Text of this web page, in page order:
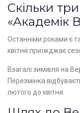
Скільки
«Академік
Останніми роками є
квітня приїжджає
Взагалі зимівля на
Перезмінка
лютого до квітня.